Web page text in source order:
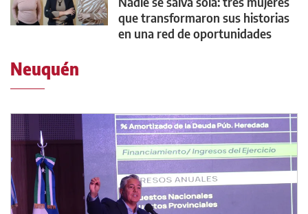
que transformaron sus historias
en una red de oportunidades
Neuquén